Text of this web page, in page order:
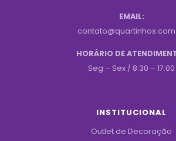
EMAIL:
HORÁRIO DE
Seg – Sex / 8:30 – 17:00
INSTITUCIONAL
Outlet de Decoração